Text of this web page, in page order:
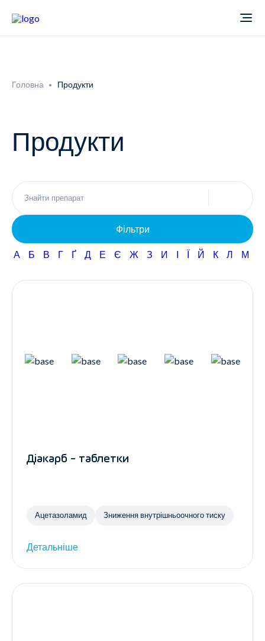
Новини
Неврологія
Фармаконагляд
Кар'єра
Головна Продукти
Продукти
Фільтри
А Б В Г Ґ Д Е Є Ж З И І Ї Й К Л М
Діакарб - таблетки
Ацетазоламид Зниження внутрішньоочного тиску
Детальніше